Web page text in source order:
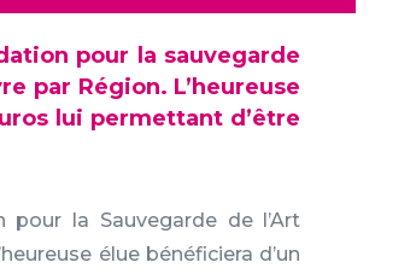
pour la sauvegarde
par Région. L’heureuse
lui permettant d’être
la Sauvegarde de l’Art
élue bénéficiera d’un